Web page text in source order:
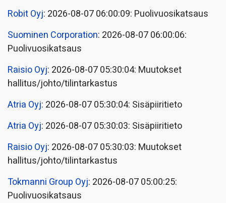
Robit Oyj: 2026-08-07 06:00:09: Puolivuosikatsaus
Suominen Corporation: 2026-08-07 06:00:06:
Puolivuosikatsaus
Raisio Oyj: 2026-08-07 05:30:04: Muutokset
hallitus/johto/tilintarkastus
Atria Oyj: 2026-08-07 05:30:04: Sisäpiiritieto
Atria Oyj: 2026-08-07 05:30:03: Sisäpiiritieto
Raisio Oyj: 2026-08-07 05:30:03: Muutokset
hallitus/johto/tilintarkastus
Tokmanni Group Oyj: 2026-08-07 05:00:25:
Puolivuosikatsaus